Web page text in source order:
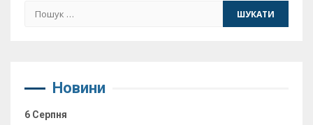
Пошук:
Новини
6 Серпня